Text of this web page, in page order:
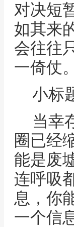
对决短
如其来
会往往
一倚仗。
小标
当幸
圈已经
能是废
连呼吸
息，你
一个信